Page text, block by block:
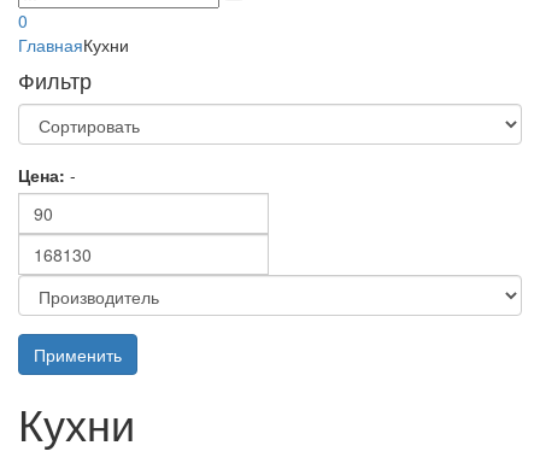
0
ГлавнаяКухни
Фильтр
Цена: -
Применить
Кухни